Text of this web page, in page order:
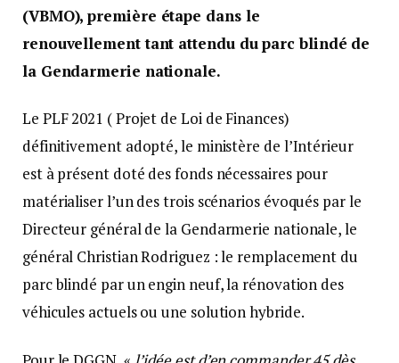
(VBMO), première étape dans le
renouvellement tant attendu du parc blindé de
la Gendarmerie nationale.
Le PLF 2021 ( Projet de Loi de Finances)
définitivement adopté, le ministère de l’Intérieur
est à présent doté des fonds nécessaires pour
matérialiser l’un des trois scénarios évoqués par le
Directeur général de la Gendarmerie nationale, le
général Christian Rodriguez : le remplacement du
parc blindé par un engin neuf, la rénovation des
véhicules actuels ou une solution hybride.